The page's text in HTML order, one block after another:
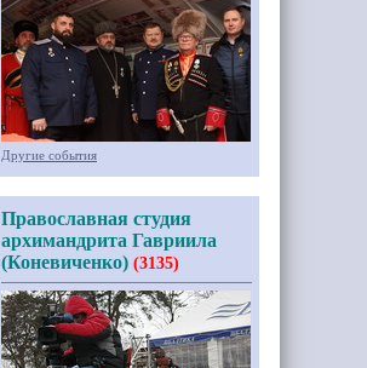
Другие события
Православная студия
архимандрита Гавриила
(Коневиченко) (3135)